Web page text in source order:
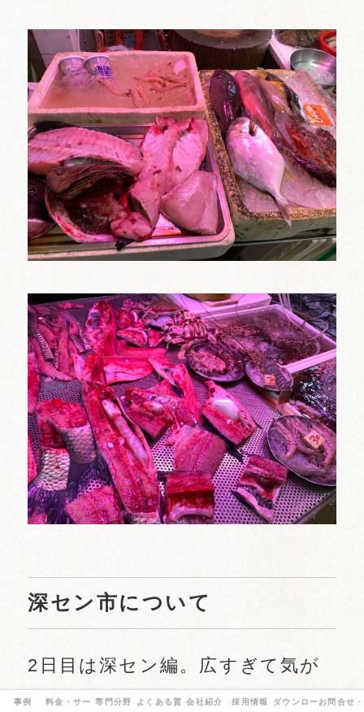
深セン市について
2日目は深セン編。広すぎて気が
遠くなりました。羅湖から地下鉄
事例 料金・サービス専門分野 よくある質問会社紹介 採用情報 ダウンロード資料
お問合せ